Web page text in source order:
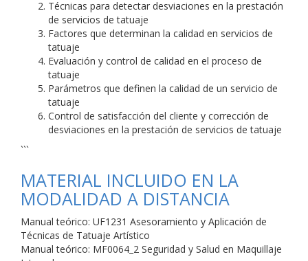
Técnicas para detectar desviaciones en la prestación
de servicios de tatuaje
Factores que determinan la calidad en servicios de
tatuaje
Evaluación y control de calidad en el proceso de
tatuaje
Parámetros que definen la calidad de un servicio de
tatuaje
Control de satisfacción del cliente y corrección de
desviaciones en la prestación de servicios de tatuaje
```
MATERIAL INCLUIDO EN LA
MODALIDAD A DISTANCIA
Manual teórico: UF1231 Asesoramiento y Aplicación de
Técnicas de Tatuaje Artístico
Manual teórico: MF0064_2 Seguridad y Salud en Maquillaje